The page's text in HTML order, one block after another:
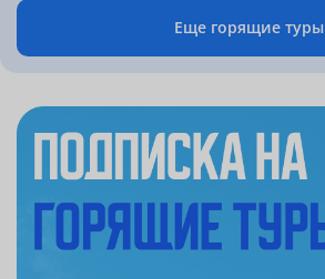
Еще горящие туры